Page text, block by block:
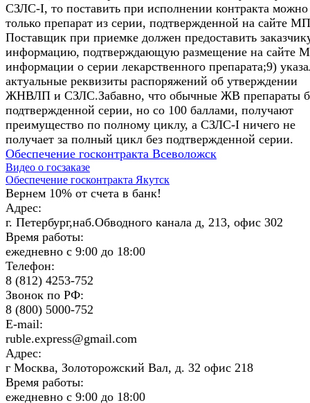
СЗЛС-I, то поставить при исполнении контракта можно
только препарат из серии, подтвержденной на сайте
Поставщик при приемке должен предоставить
информацию, подтверждающую размещение на сайте
информации о серии лекарственного препарата;9)
актуальные реквизиты распоряжений об утверждении
ЖНВЛП и СЗЛС.Забавно, что обычные ЖВ препараты
подтвержденной серии, но со 100 баллами, получают
преимущество по полному циклу, а СЗЛС-I ничего не
получает за полный цикл без подтвержденной серии.
Обеспечение госконтракта Всеволожск
Видео о госзаказе
Обеспечение госконтракта Якутск
Вернем 10% от счета в банк!
Адрес:
г. Петербург,наб.Обводного канала д, 213, офис 302
Время работы:
ежедневно с 9:00 до 18:00
Телефон:
8 (812) 4253-752
Звонок по РФ:
8 (800) 5000-752
E-mail:
ruble.express@gmail.com
Адрес:
г Москва, Золоторожский Вал, д. 32 офис 218
Время работы:
ежедневно с 9:00 до 18:00